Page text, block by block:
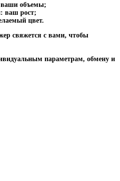
объемы;
ваш рост;
цвет.
свяжется с вами, чтобы
параметрам, обмену и